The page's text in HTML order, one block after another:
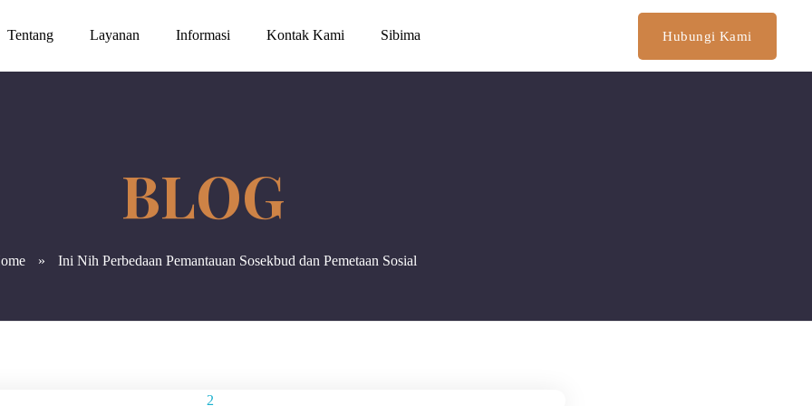
Tentang Layanan Informasi Kontak Kami Sibima Hubungi Kami
» Ini Nih Perbedaan Pemantauan Sosekbud dan Pemetaan Sosial